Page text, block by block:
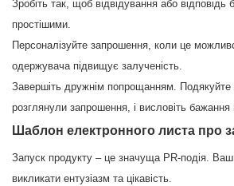
Зробіть так, щоб відвідування або відповідь
простішими.
Персоналізуйте запрошення, коли це
одержувача підвищує залученість.
Завершіть дружнім попрощанням.
розглянули запрошення, і висловіть бажання
Шаблон електронного листа про
Запуск продукту – це значуща PR-подія.
викликати ентузіазм та цікавість.